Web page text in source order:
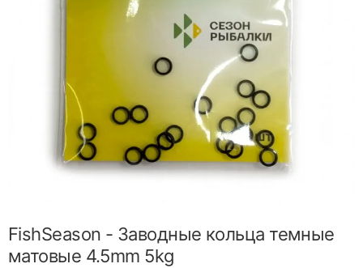
FishSeason - Заводные кольца темные
матовые 4.5mm 5kg